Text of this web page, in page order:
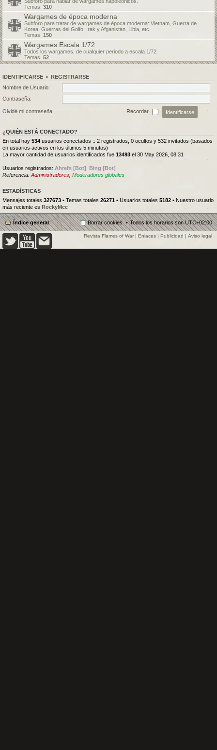
Temas: 310
Wargames de época moderna
Subforo para tratar de wargames de época moderna: Vietnam, Guerra de
Korea, Guerras del Golfo, Irak y Afganistán, Libia, etc.
Temas: 150
Wargames Escala 1/72
Todos los wargames, de cualquier periodo a escala 1/72
Temas: 52
IDENTIFICARSE • REGISTRARSE
Nombre de Usuario:
Contraseña:
Olvidé mi contraseña Recordar
¿QUIÉN ESTÁ CONECTADO?
En total hay 534 usuarios conectados :: 2 registrados, 0 ocultos y 532 invitados (basados
en usuarios activos en los últimos 5 minutos)
La mayor cantidad de usuarios identificados fue 13493 el 30 May 2026, 08:31
Usuarios registrados: Ahrefs [Bot]
Bing [Bot]
Referencia: Administradores Moderadores globales
ESTADÍSTICAS
Mensajes totales 327673 • Temas totales 26271 • Usuarios totales 5182 • Nuestro usuario
más reciente es RockyMcc
Índice general Todos los horarios sonUTC+02:00
Borrar cookies
Revista Flames of War | Enlaces | Publicidad | Aviso legal